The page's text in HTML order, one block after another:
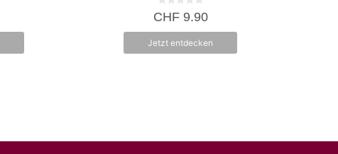
0
v
5
CHF9.90
Jetzt entdecken